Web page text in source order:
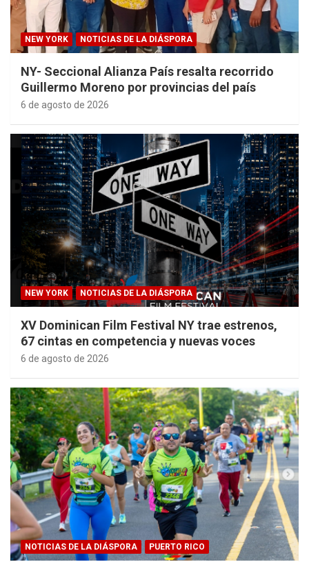
NEW YORK NOTICIAS DE LA DIÁSPORA
NY- Seccional Alianza País resalta recorrido
Guillermo Moreno por provincias del país
6 de agosto de 2026
NEW YORK NOTICIAS DE LA DIÁSPORA
XV Dominican Film Festival NY trae estrenos,
67 cintas en competencia y nuevas voces
6 de agosto de 2026
NOTICIAS DE LA DIÁSPORA PUERTO RICO